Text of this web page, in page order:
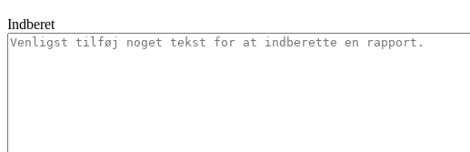
Indberet